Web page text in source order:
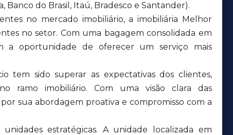
Banco do Brasil, Itaú, Bradesco e Santander).
no mercado imobiliário, a imobiliária Melhor
no setor. Com uma bagagem consolidada em
a oportunidade de oferecer um serviço mais
tem sido superar as expectativas dos clientes,
ramo imobiliário. Com uma visão clara das
sua abordagem proativa e compromisso com a
estratégicas. A unidade localizada em